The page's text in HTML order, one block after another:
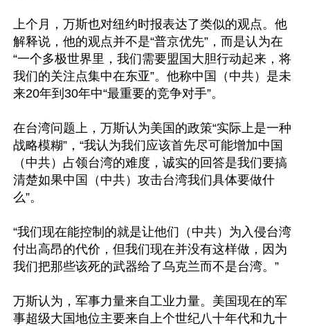
上个月，万斯也对纽约时报表达了类似的观点。他
解释说，他的观点并不是“普京优先”，而是认为在
“一个多极世界里，我们需要盟国大胆行动起来，将
我们的关注点集中在东亚”。他称中国（中共）是未
来20年到30年中“最重要的竞争对手”。
在台湾问题上，万斯认为美国的政策“实际上是一种
战略模糊”，“我认为我们应该首先尽可能增加中国
（中共）占领台湾的难度，诚实的回答是我们要搞
清楚如果中国（中共）攻击台湾我们具体要做什
么”。
“我们现在能控制的就是让他们（中共）为入侵台湾
付出高昂的代价，但我们现在并没有这样做，因为
我们把那些该死的武器给了乌克兰而不是台湾。”
万斯认为，军事力量来自工业力量。美国现在的军
事超级大国地位主要来自上个世纪八十年代和九十